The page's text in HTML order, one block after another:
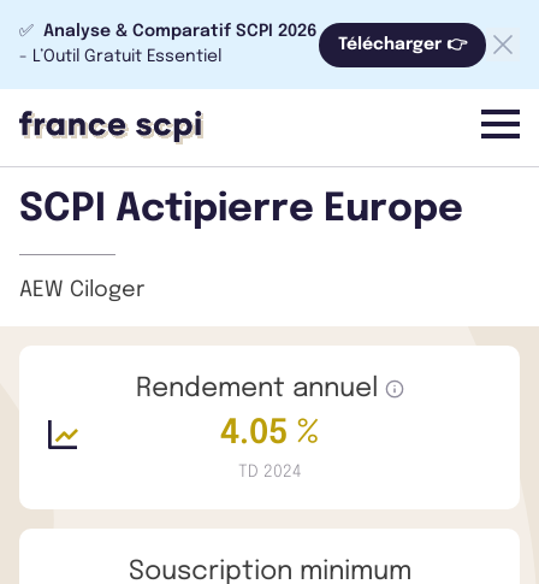
✅ Analyse & Comparatif SCPI 2026
- L’Outil Gratuit Essentiel
Télécharger 👉
menu
SCPI Actipierre Europe
AEW Ciloger
Rendement annuel
4.05 %
TD 2024
Souscription minimum